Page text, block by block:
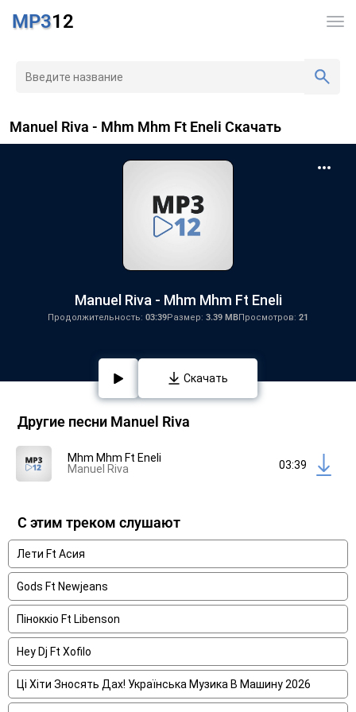
MP312
Manuel Riva - Mhm Mhm Ft Eneli Скачать
Manuel Riva - Mhm Mhm Ft Eneli
Продолжительность: 03:39Размер: 3.39 MBПросмотров: 21
Скачать
Другие песни Manuel Riva
Mhm Mhm Ft Eneli
Manuel Riva
03:39
С этим треком слушают
Лети Ft Асия
Gods Ft Newjeans
Піноккіо Ft Libenson
Hey Dj Ft Xofilo
Ці Хіти Зносять Дах! Українська Музика В Машину 2026